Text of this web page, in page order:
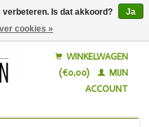
WINKELWAGEN
(€0,00)
MIJN
ACCOUNT
verbeteren. Is dat akkoord?
Ja
cookies »